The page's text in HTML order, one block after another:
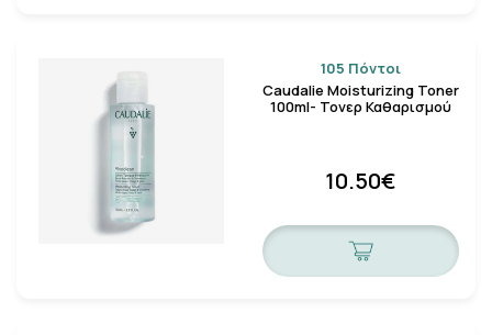
105 Πόντοι
Caudalie Moisturizing Toner
100ml- Τονερ Καθαρισμού
10.50€